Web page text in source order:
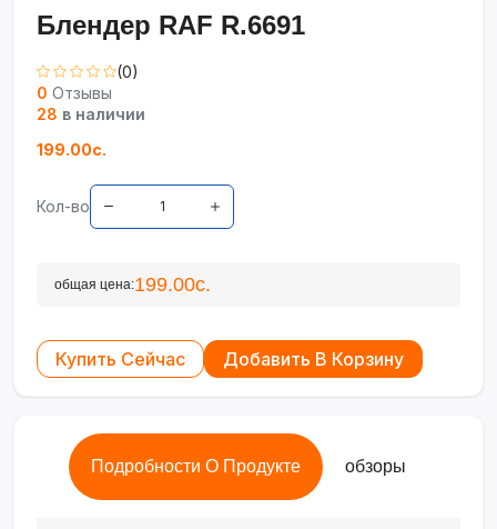
Блендер RAF R.6691
(0)
0 Отзывы
28 в наличии
199.00с.
Кол-во
общая цена:199.00с.
Купить Сейчас Добавить В Корзину
Подробности О Продукте обзоры